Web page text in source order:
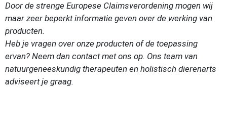
Door de strenge Europese Claimsverordening mogen wij
maar zeer beperkt informatie geven over de werking van
producten.
Heb je vragen over onze producten of de toepassing
ervan? Neem dan contact met ons op. Ons team van
natuurgeneeskundig therapeuten en holistisch dierenarts
adviseert je graag.